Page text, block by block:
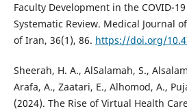
Faculty Development in the COVID-
Systematic Review. Medical Journal
of Iran, 36(1), 86. https://doi.org/
Sheerah, H. A., AlSalamah, S.,
Arafa, A., Zaatari, E., Alhomod, A.,
(2024). The Rise of Virtual Health